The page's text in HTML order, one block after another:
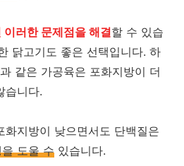
러한 문제점을 해결할 수 있습
닭고기도 좋은 선택입니다. 하
같은 가공육은 포화지방이 더
습니다.
화지방이 낮으면서도 단백질은
도울 수 있습니다.